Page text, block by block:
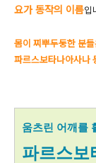
요가 동작의 이름입
몸이 찌뿌두둥한 분
파르스보타나아사나
움츠린 어깨를
파르스보